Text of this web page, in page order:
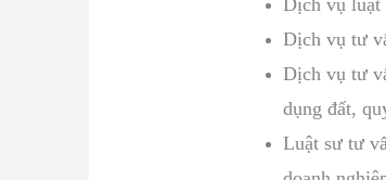
Dịch vụ tư
Dịch vụ tư
dụng đất,
Luật sư tư